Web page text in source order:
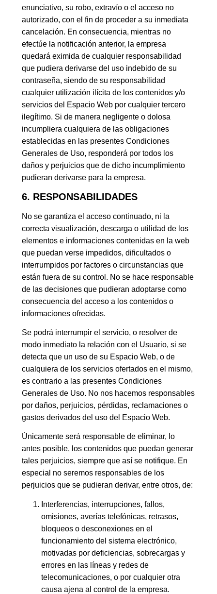
enunciativo, su robo, extravío o el acceso no
autorizado, con el fin de proceder a su inmediata
cancelación. En consecuencia, mientras no
efectúe la notificación anterior, la empresa
quedará eximida de cualquier responsabilidad
que pudiera derivarse del uso indebido de su
contraseña, siendo de su responsabilidad
cualquier utilización ilícita de los contenidos y/o
servicios del Espacio Web por cualquier tercero
ilegítimo. Si de manera negligente o dolosa
incumpliera cualquiera de las obligaciones
establecidas en las presentes Condiciones
Generales de Uso, responderá por todos los
daños y perjuicios que de dicho incumplimiento
pudieran derivarse para la empresa.
6. RESPONSABILIDADES
No se garantiza el acceso continuado, ni la
correcta visualización, descarga o utilidad de los
elementos e informaciones contenidas en la web
que puedan verse impedidos, dificultados o
interrumpidos por factores o circunstancias que
están fuera de su control. No se hace responsable
de las decisiones que pudieran adoptarse como
consecuencia del acceso a los contenidos o
informaciones ofrecidas.
Se podrá interrumpir el servicio, o resolver de
modo inmediato la relación con el Usuario, si se
detecta que un uso de su Espacio Web, o de
cualquiera de los servicios ofertados en el mismo,
es contrario a las presentes Condiciones
Generales de Uso. No nos hacemos responsables
por daños, perjuicios, pérdidas, reclamaciones o
gastos derivados del uso del Espacio Web.
Únicamente será responsable de eliminar, lo
antes posible, los contenidos que puedan generar
tales perjuicios, siempre que así se notifique. En
especial no seremos responsables de los
perjuicios que se pudieran derivar, entre otros, de:
Interferencias, interrupciones, fallos,
omisiones, averías telefónicas, retrasos,
bloqueos o desconexiones en el
funcionamiento del sistema electrónico,
motivadas por deficiencias, sobrecargas y
errores en las líneas y redes de
telecomunicaciones, o por cualquier otra
causa ajena al control de la empresa.